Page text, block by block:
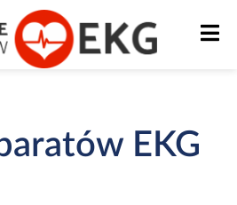
EKG